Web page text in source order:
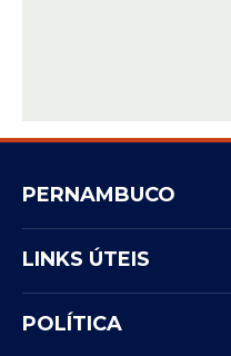
PERNAMBUCO
LINKS ÚTEIS
POLÍTICA